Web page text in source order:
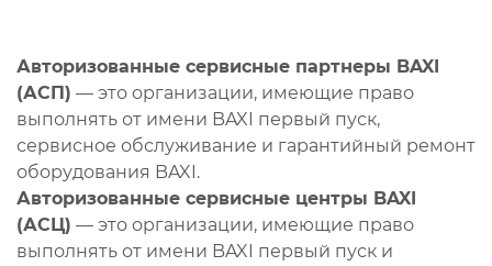
Авторизованные сервисные партнеры BAXI
(АСП) — это организации, имеющие право
выполнять от имени BAXI первый пуск,
сервисное обслуживание и гарантийный ремонт
оборудования BAXI.
Авторизованные сервисные центры BAXI
(АСЦ) — это организации, имеющие право
выполнять от имени BAXI первый пуск и